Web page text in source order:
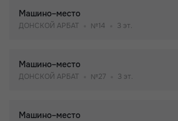
Машино–место
ДОНСКОЙ АРБАТ №14 3 эт.
Машино–место
ДОНСКОЙ АРБАТ №27 3 эт.
Машино–место